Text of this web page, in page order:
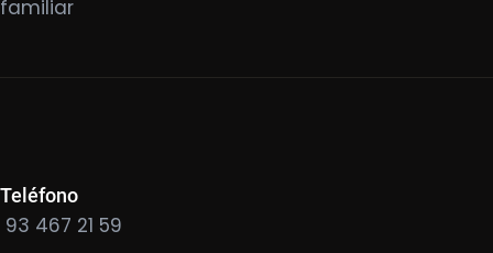
familiar
Teléfono
93 467 21 59